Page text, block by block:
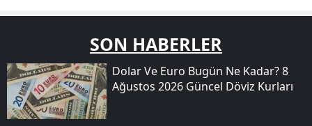
SON HABERLER
Dolar Ve Euro Bugün Ne Kadar? 8
Ağustos 2026 Güncel Döviz Kurları